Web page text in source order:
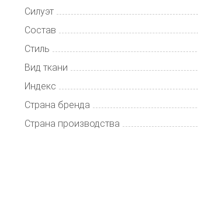
Силуэт
Состав
Стиль
Вид ткани
Индекс
Страна бренда
Страна производства